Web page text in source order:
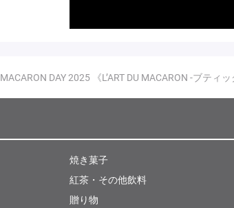
MACARON DAY 2025 《L’ART DU MACARON -ブティ
焼き菓子
紅茶・その他飲料
贈り物